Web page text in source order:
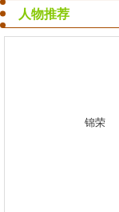
人物推荐
锦荣